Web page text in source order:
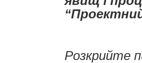
Розкрийте